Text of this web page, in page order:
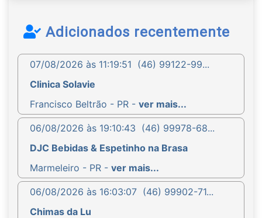
Adicionados recentemente
07/08/2026 às 11:19:51 (46) 99122-99...
Clinica Solavie
Francisco Beltrão - PR - ver mais...
06/08/2026 às 19:10:43 (46) 99978-68...
DJC Bebidas & Espetinho na Brasa
Marmeleiro - PR - ver mais...
06/08/2026 às 16:03:07 (46) 99902-71...
Chimas da Lu